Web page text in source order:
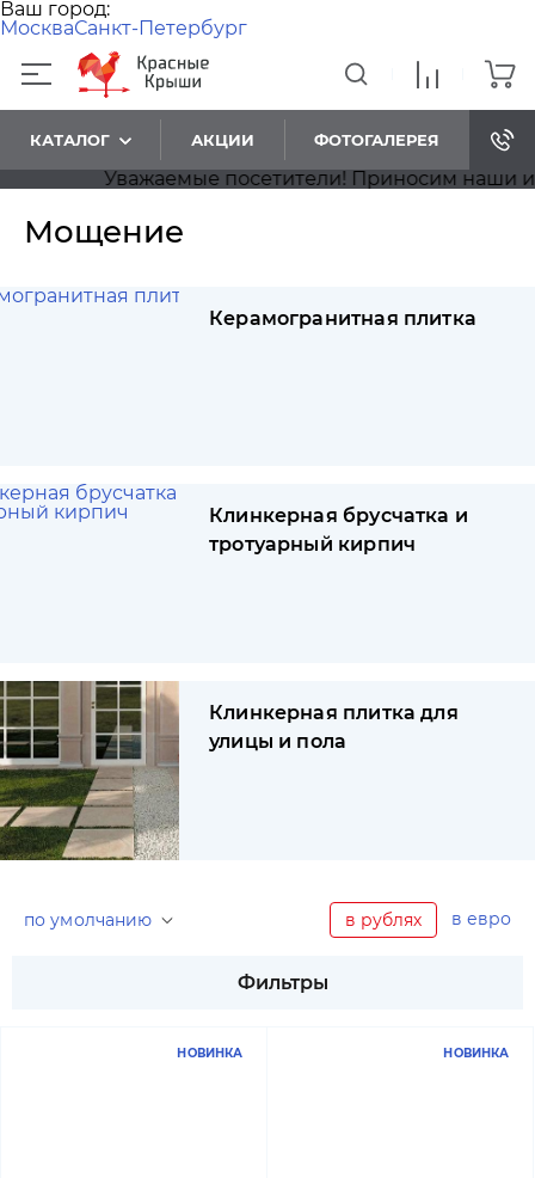
Ваш город:
МоскваСанкт-Петербург
КАТАЛОГ АКЦИИ ФОТОГАЛЕРЕЯ
Уважаемые посетители! Приносим наши
Мощение
Керамогранитная плитка
Клинкерная брусчатка и
тротуарный кирпич
Клинкерная плитка для
улицы и пола
по умолчанию в рублях в евро
Фильтры
НОВИНКА НОВИНКА